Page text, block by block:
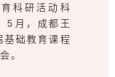
科研活动科
5月，成都王
基础教育课程
。